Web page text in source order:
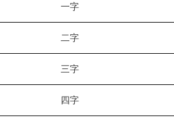
一字
二字
三字
四字